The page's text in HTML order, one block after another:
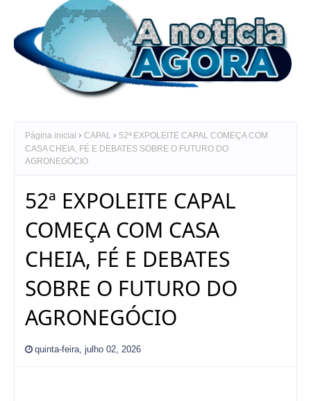
Página inicial CAPAL
52ª EXPOLEITE CAPAL COMEÇA COM
CASA CHEIA, FÉ E DEBATES SOBRE O FUTURO DO
AGRONEGÓCIO
52ª EXPOLEITE CAPAL
COMEÇA COM CASA
CHEIA, FÉ E DEBATES
SOBRE O FUTURO DO
AGRONEGÓCIO
quinta-feira, julho 02, 2026